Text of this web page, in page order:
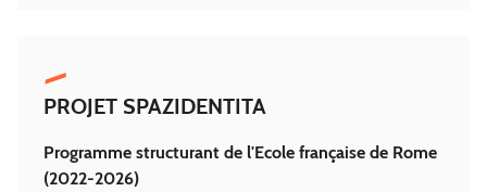
PROJET SPAZIDENTITA
Programme structurant de l'Ecole française de Rome
(2022-2026)